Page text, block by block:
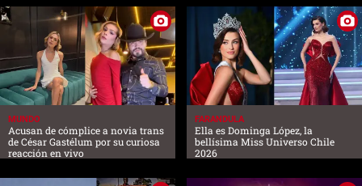
MUNDO
Acusan de cómplice a novia trans
de César Gastélum por su curiosa
reacción en vivo
FARANDULA
Ella es Dominga López, la
bellísima Miss Universo Chile
2026